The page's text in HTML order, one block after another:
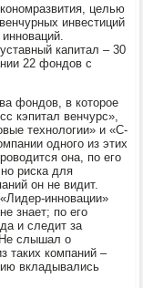
целью
инвестиций
капитал – 30
22 фондов с
фондов, в которое
кэпитал венчурс»,
технологии» и «С-
одного из этих
она, по его
риска для
он не видит.
инновации»
знает; по его
и следит за
Не слышал о
таких компаний –
вкладывались